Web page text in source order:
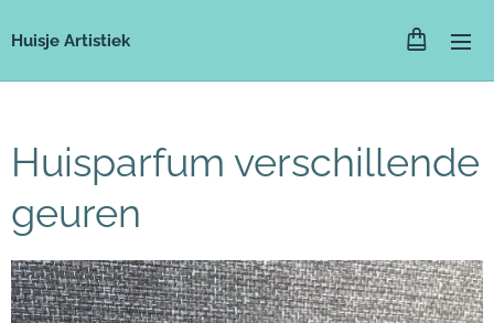
Huisje Artistiek
Huisparfum verschillende
geuren